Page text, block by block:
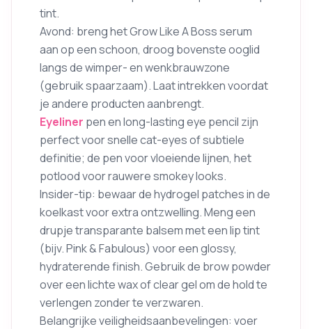
tint.
Avond: breng het Grow Like A Boss serum
aan op een schoon, droog bovenste ooglid
langs de wimper- en wenkbrauwzone
(gebruik spaarzaam). Laat intrekken voordat
je andere producten aanbrengt.
Eyeliner pen en long-lasting eye pencil zijn
perfect voor snelle cat-eyes of subtiele
definitie; de pen voor vloeiende lijnen, het
potlood voor rauwere smokey looks.
Insider-tip: bewaar de hydrogel patches in de
koelkast voor extra ontzwelling. Meng een
drupje transparante balsem met een lip tint
(bijv. Pink & Fabulous) voor een glossy,
hydraterende finish. Gebruik de brow powder
over een lichte wax of clear gel om de hold te
verlengen zonder te verzwaren.
Belangrijke veiligheidsaanbevelingen: voer